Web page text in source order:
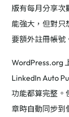
版有每月分享次
能強大，但對只
要額外註冊帳號
WordPress.org
LinkedIn Auto
功能都算完整
章時自動同步到